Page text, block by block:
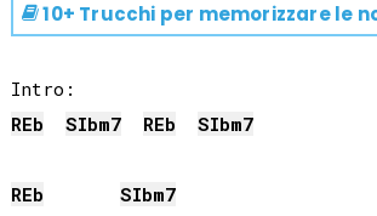
10+ Trucchi per memorizzare le
REb
SIbm7 REb SIbm7
REb SIbm7